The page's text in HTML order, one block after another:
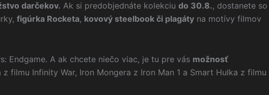
darčekov. Ak si predobjednáte kolekciu do 30.8., dostanete so
figúrka Rocketa, kovový steelbook či plagáty na motívy filmov
Endgame. A ak chcete niečo viac, je tu pre vás možnosť
filmu Infinity War, Iron Mongera z Iron Man 1 a Smart Hulka z filmu